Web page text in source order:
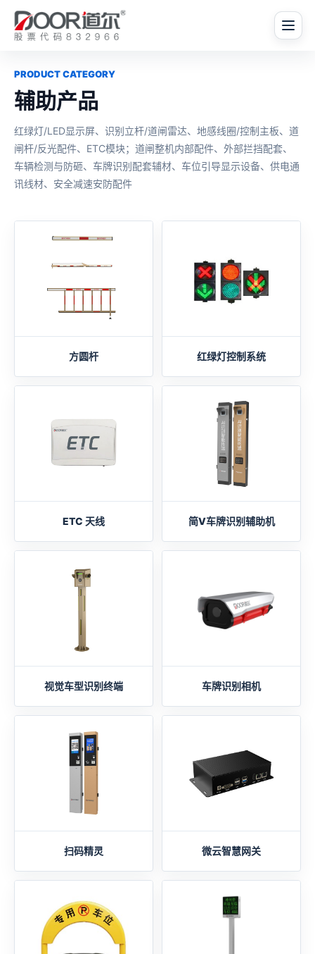
PRODUCT CATEGORY
辅助产品
红绿灯/LED显示屏、识别立杆/道闸雷达、地感线圈/控制主板、道
闸杆/反光配件、ETC模块；道闸整机内部配件、外部拦挡配套、
车辆检测与防砸、车牌识别配套辅材、车位引导显示设备、供电通
讯线材、安全减速安防配件
方圆杆 红绿灯控制系统
ETC 天线 简V车牌识别辅助机
视觉车型识别终端 车牌识别相机
扫码精灵 微云智慧网关